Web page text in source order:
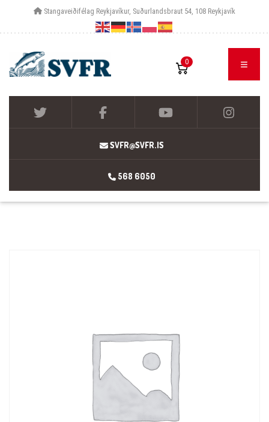
Stangaveiðifélag Reykjavíkur, Suðurlandsbraut 54, 108 Reykjavík
0
SVFR@SVFR.IS
568 6050